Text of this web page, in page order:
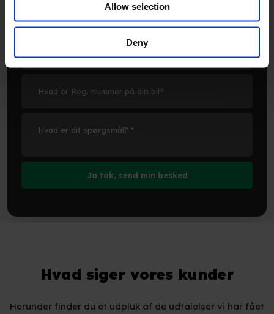
Allow selection
Deny
Hvad siger vores kunder
Herunder finder du et udpluk af de udtalelser vi har fået